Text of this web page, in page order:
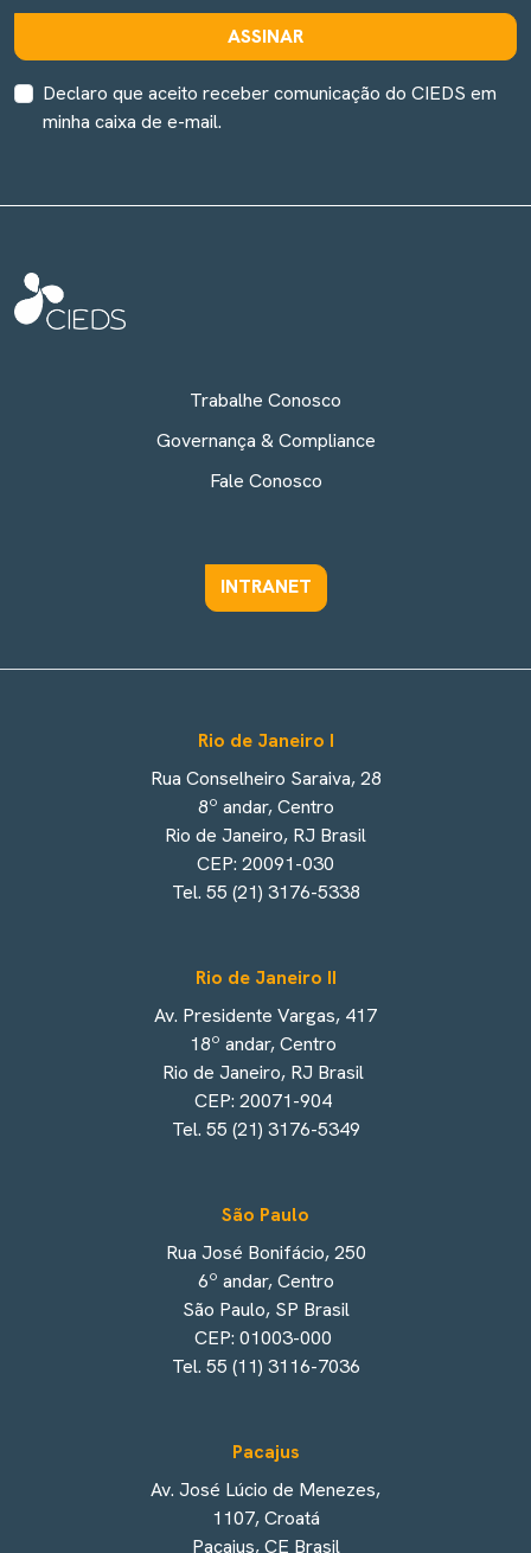
ASSINAR
Declaro que aceito receber comunicação do CIEDS em
minha caixa de e-mail.
Trabalhe Conosco
Governança & Compliance
Fale Conosco
INTRANET
Rio de Janeiro I
Rua Conselheiro Saraiva, 28
8º andar, Centro
Rio de Janeiro, RJ Brasil
CEP: 20091-030
Tel. 55 (21) 3176-5338
Rio de Janeiro II
Av. Presidente Vargas, 417
18º andar, Centro
Rio de Janeiro, RJ Brasil
CEP: 20071-904
Tel. 55 (21) 3176-5349
São Paulo
Rua José Bonifácio, 250
6º andar, Centro
São Paulo, SP Brasil
CEP: 01003-000
Tel. 55 (11) 3116-7036
Pacajus
Av. José Lúcio de Menezes,
1107, Croatá
Pacajus, CE Brasil